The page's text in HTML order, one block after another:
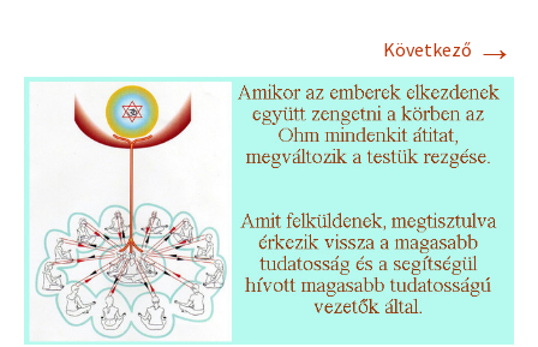
Következő →